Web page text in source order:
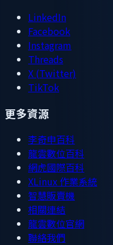
LinkedIn
Facebook
Instagram
Threads
X (Twitter)
TikTok
更多資源
李奇申百科
龍雲數位百科
網虎國際百科
XLinux 作業系統
智慧販賣機
相關連結
龍雲數位官網
聯絡我們